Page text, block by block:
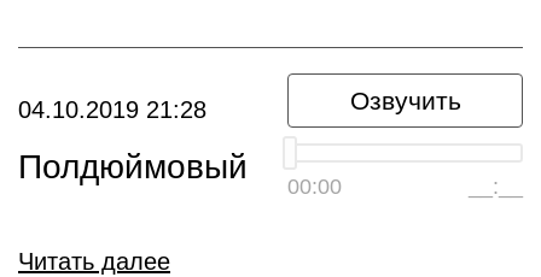
Озвучить
00:00 __:__
04.10.2019 21:28
Полдюймовый
Читать далее